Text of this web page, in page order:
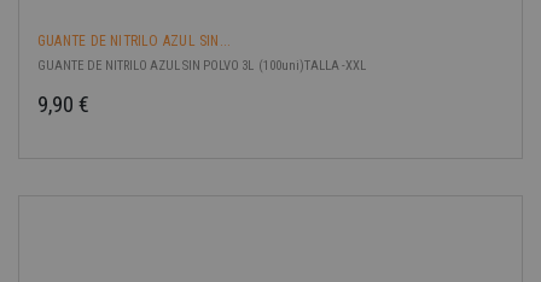
GUANTE DE NITRILO AZUL SIN...
GUANTE DE NITRILO AZUL SIN POLVO 3L (100uni)TALLA -XXL
9,90 €